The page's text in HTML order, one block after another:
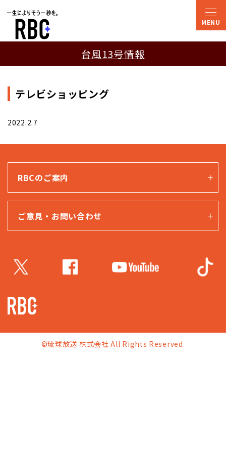
台風13号情報
テレビショッピング
2022.2.7
RBCのご案内
ご意見・お問い合わせ
©琉球放送 株式会社 All Rights Reserved.